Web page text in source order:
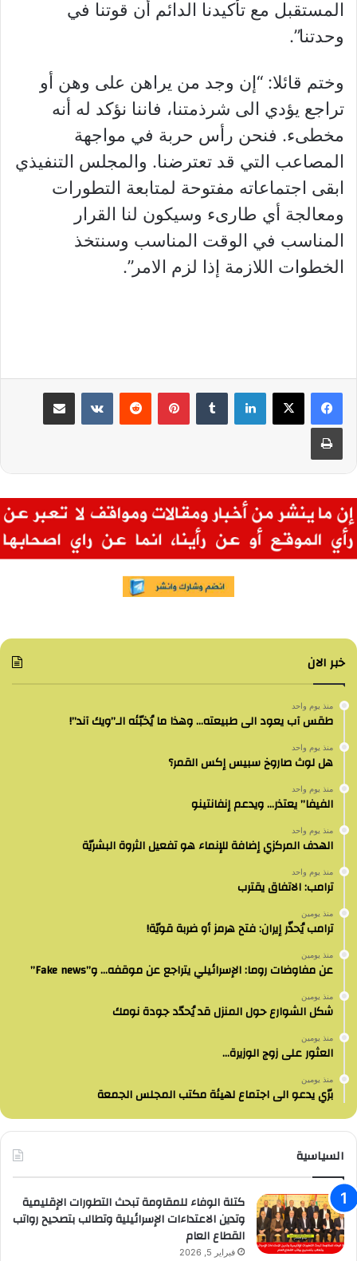
المستقبل مع تأكيدنا الدائم أن قوتنا في
وحدتنا”.
وختم قائلا: “إن وجد من يراهن على وهن أو
تراجع يؤدي الى شرذمتنا، فاننا نؤكد له أنه
مخطىء. فنحن رأس حربة في مواجهة
المصاعب التي قد تعترضنا. والمجلس التنفيذي
ابقى اجتماعاته مفتوحة لمتابعة التطورات
ومعالجة أي طارىء وسيكون لنا القرار
المناسب في الوقت المناسب وسنتخذ
الخطوات اللازمة إذا لزم الامر”.
لينكدإن بينتيريست مشاركة عبر البريد
طباعة
خبر الان
منذ يوم واحد
طقس آب يعود الى طبيعته… وهذا ما يُخبّئه الـ”ويك آند”!
منذ يوم واحد
هل لوث صاروخ سبيس إكس القمر؟
منذ يوم واحد
الفيفا” يعتذر… ويدعم إنفانتينو
منذ يوم واحد
الهدف المركزي إضافة للإنماء هو تفعيل الثروة البشريّة
منذ يوم واحد
ترامب: الاتفاق يقترب
منذ يومين
ترامب يُحذّر إيران: فتح هرمز أو ضربة قويّة!
منذ يومين
عن مفاوضات روما: الإسرائيلي يتراجع عن موقفه… و”Fake news”
منذ يومين
شكل الشوارع حول المنزل قد يُحدّد جودة نومك
منذ يومين
العثور على زوج الوزيرة…
منذ يومين
برّي يدعو الى اجتماع لهيئة مكتب المجلس الجمعة
السياسية
كتلة الوفاء للمقاومة تبحث التطورات الإقليمية
وتدين الاعتداءات الإسرائيلية وتطالب بتصحيح رواتب
القطاع العام
فبراير 5, 2026